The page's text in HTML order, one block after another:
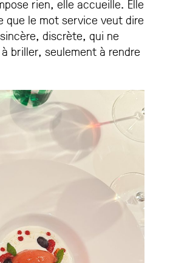
rien, elle accueille. Elle
que le mot service veut dire
discrète, qui ne
briller, seulement à rendre